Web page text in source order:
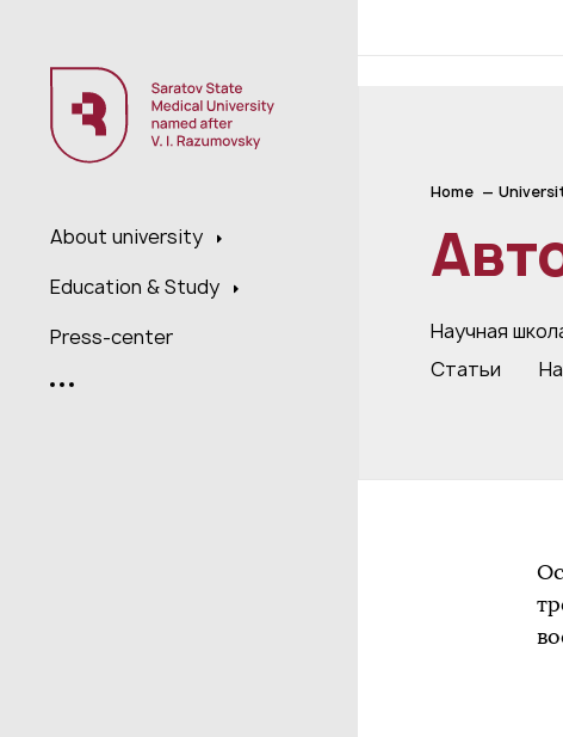
About university
Education & Study
Press-center
Home
Научная
Статьи